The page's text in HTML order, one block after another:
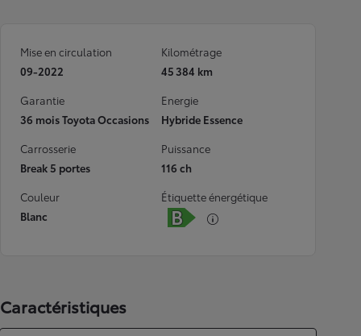
Mise en circulation
09-2022
Kilométrage
45 384 km
Garantie
36 mois Toyota Occasions
Energie
Hybride Essence
Carrosserie
Break 5 portes
Puissance
116 ch
Couleur
Blanc
Étiquette énergétique
Caractéristiques